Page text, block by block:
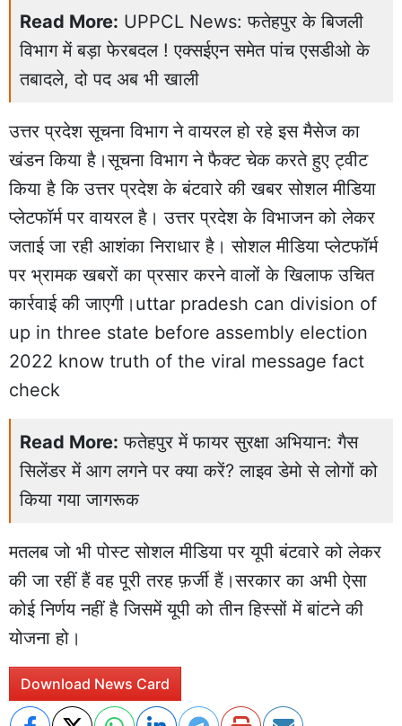
Read More: UPPCL News: फतेहपुर के बिजली
विभाग में बड़ा फेरबदल ! एक्सईएन समेत पांच एसडीओ के
तबादले, दो पद अब भी खाली
उत्तर प्रदेश सूचना विभाग ने वायरल हो रहे इस मैसेज का
खंडन किया है।सूचना विभाग ने फैक्ट चेक करते हुए ट्वीट
किया है कि उत्तर प्रदेश के बंटवारे की खबर सोशल मीडिया
प्लेटफॉर्म पर वायरल है। उत्तर प्रदेश के विभाजन को लेकर
जताई जा रही आशंका निराधार है। सोशल मीडिया प्लेटफॉर्म
पर भ्रामक खबरों का प्रसार करने वालों के खिलाफ उचित
कार्रवाई की जाएगी।uttar pradesh can division of
up in three state before assembly election
2022 know truth of the viral message fact
check
Read More: फतेहपुर में फायर सुरक्षा अभियान: गैस
सिलेंडर में आग लगने पर क्या करें? लाइव डेमो से लोगों को
किया गया जागरूक
मतलब जो भी पोस्ट सोशल मीडिया पर यूपी बंटवारे को लेकर
की जा रहीं हैं वह पूरी तरह फ़र्जी हैं।सरकार का अभी ऐसा
कोई निर्णय नहीं है जिसमें यूपी को तीन हिस्सों में बांटने की
योजना हो।
Download News Card